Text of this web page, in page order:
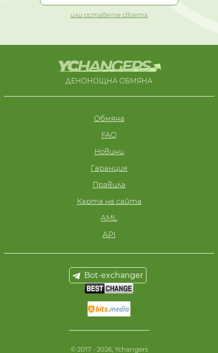
или оставете своята
ДЕНОНОЩНА ОБМЯНА
Обмяна
FAQ
Новини
Гаранция
Правила
Карта на сайта
AML
API
Bot-exchanger
© 2017 - 2026, Ychangers